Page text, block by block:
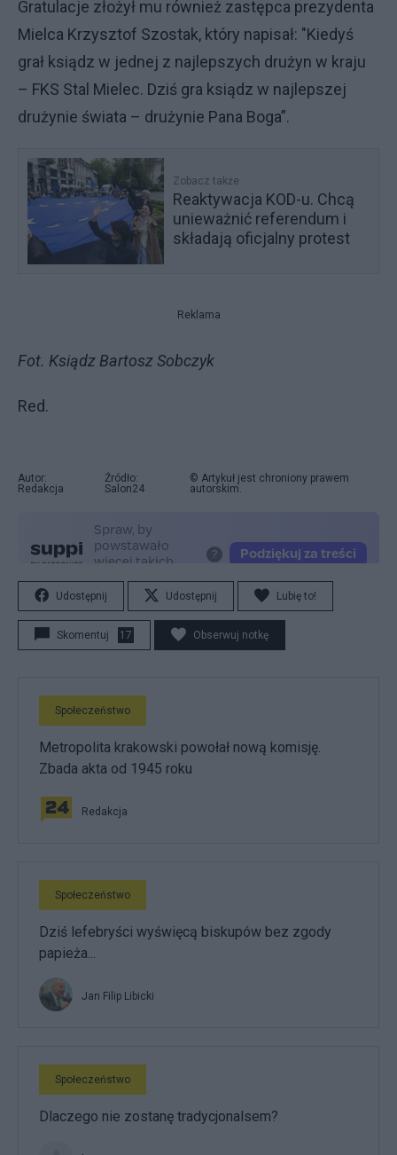
Gratulacje złożył mu również zastępca prezydenta
Mielca Krzysztof Szostak, który napisał: "Kiedyś
grał ksiądz w jednej z najlepszych drużyn w kraju
– FKS Stal Mielec. Dziś gra ksiądz w najlepszej
drużynie świata – drużynie Pana Boga”.
Zobacz także
Reaktywacja KOD-u. Chcą
unieważnić referendum i
składają oficjalny protest
Reklama
Fot. Ksiądz Bartosz Sobczyk
Red.
Autor:
Redakcja
Źródło:
Salon24
© Artykuł jest chroniony prawem
autorskim.
Udostępnij Udostępnij Lubię to!
Skomentuj 17 Obserwuj notkę
Społeczeństwo
Metropolita krakowski powołał nową komisję.
Zbada akta od 1945 roku
Redakcja
Społeczeństwo
Dziś lefebryści wyświęcą biskupów bez zgody
papieża...
Jan Filip Libicki
Społeczeństwo
Dlaczego nie zostanę tradycjonalsem?